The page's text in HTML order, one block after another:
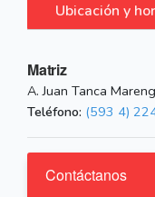
Ubicación y
Matriz
A. Juan Tanca
Teléfono: (593 4)
Contáctanos